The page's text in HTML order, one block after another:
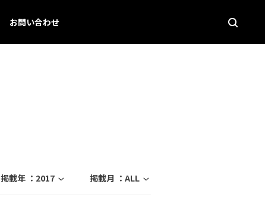
お問い合わせ
掲載年 ： 2017 掲載月 ： ALL